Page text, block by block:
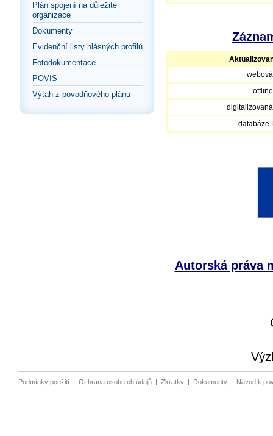
Plán spojení na důležité
organizace
Dokumenty
Evidenční listy hlásných profilů
Fotodokumentace
POVIS
Výtah z povodňového plánu
databáze
Autorská práva
Podmínky použití Ochrana osobních údajů Zkratky Dokumenty Návod k